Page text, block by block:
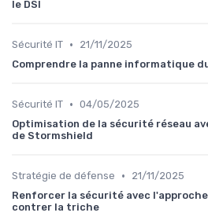
le DSI
Sécurité IT •
21/11/2025
Comprendre la panne informatique
Sécurité IT • 04/05/2025
Optimisation de la sécurité réseau
de Stormshield
Stratégie de défense •
21/11/2025
Renforcer la sécurité avec
contrer la triche